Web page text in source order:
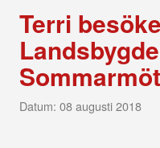
Terri
Datum: 08 augusti 2018